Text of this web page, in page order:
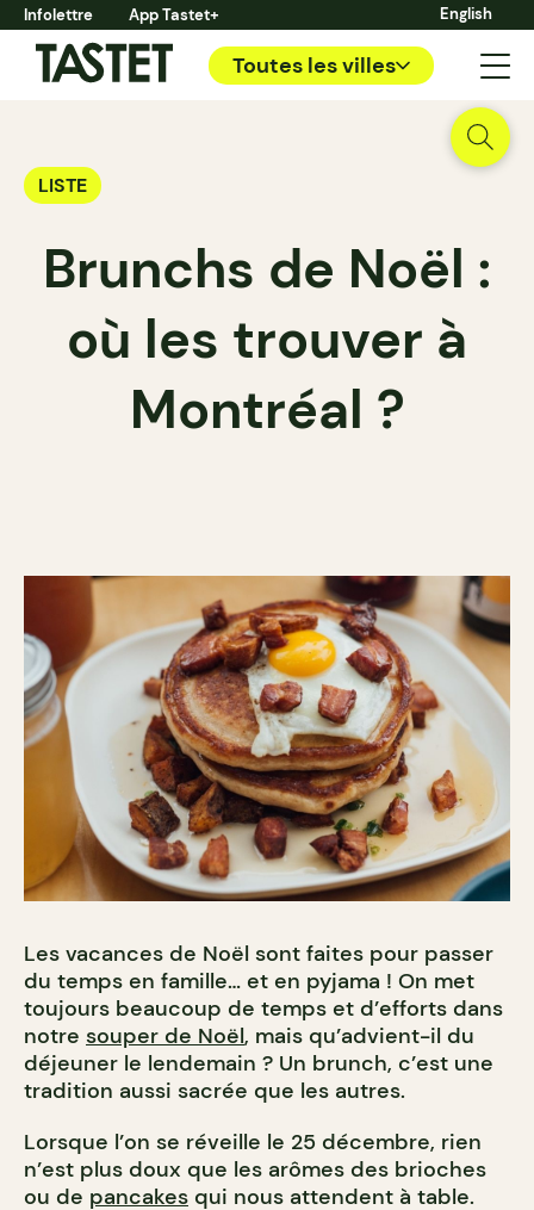
Infolettre App Tastet+ English
Toutes les villes
LISTE
Brunchs de Noël :
où les trouver à
Montréal ?
Les vacances de Noël sont faites pour passer
du temps en famille… et en pyjama ! On met
toujours beaucoup de temps et d’efforts dans
notre souper de Noël, mais qu’advient-il du
déjeuner le lendemain ? Un brunch, c’est une
tradition aussi sacrée que les autres.
Lorsque l’on se réveille le 25 décembre, rien
n’est plus doux que les arômes des brioches
ou de pancakes qui nous attendent à table.